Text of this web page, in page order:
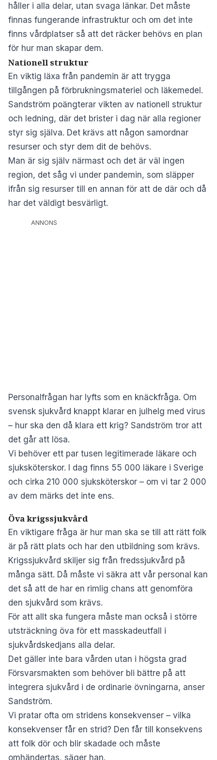
håller i alla delar, utan svaga länkar. Det måste
finnas fungerande infrastruktur och om det inte
finns vårdplatser så att det räcker behövs en plan
för hur man skapar dem.
Nationell struktur
En viktig läxa från pandemin är att trygga
tillgången på förbrukningsmateriel och läkemedel.
Sandström poängterar vikten av nationell struktur
och ledning, där det brister i dag när alla regioner
styr sig själva. Det krävs att någon samordnar
resurser och styr dem dit de behövs.
Man är sig själv närmast och det är väl ingen
region, det såg vi under pandemin, som släpper
ifrån sig resurser till en annan för att de där och då
har det väldigt besvärligt.
ANNONS
Personalfrågan har lyfts som en knäckfråga. Om
svensk sjukvård knappt klarar en julhelg med virus
– hur ska den då klara ett krig? Sandström tror att
det går att lösa.
Vi behöver ett par tusen legitimerade läkare och
sjuksköterskor. I dag finns 55 000 läkare i Sverige
och cirka 210 000 sjuksköterskor – om vi tar 2 000
av dem märks det inte ens.
Öva krigssjukvård
En viktigare fråga är hur man ska se till att rätt folk
är på rätt plats och har den utbildning som krävs.
Krigssjukvård skiljer sig från fredssjukvård på
många sätt. Då måste vi säkra att vår personal kan
det så att de har en rimlig chans att genomföra
den sjukvård som krävs.
För att allt ska fungera måste man också i större
utsträckning öva för ett masskadeutfall i
sjukvårdskedjans alla delar.
Det gäller inte bara vården utan i högsta grad
Försvarsmakten som behöver bli bättre på att
integrera sjukvård i de ordinarie övningarna, anser
Sandström.
Vi pratar ofta om stridens konsekvenser – vilka
konsekvenser får en strid? Den får till konsekvens
att folk dör och blir skadade och måste
omhändertas, säger han.